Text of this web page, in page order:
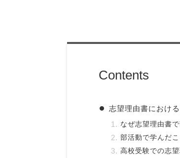
Contents
志望理由書におけ
なぜ志望理由書
部活動で学んだ
高校受験での志